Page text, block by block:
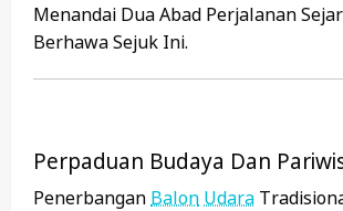
Menandai Dua Abad Perjalanan
Berhawa Sejuk Ini.
Perpaduan Budaya Dan
Penerbangan Balon Udara